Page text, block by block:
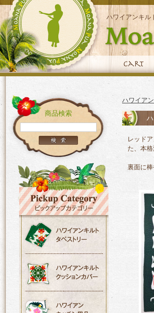
ハワイアンキル
商品検索
ハワイア
レッド
た、本
裏面に